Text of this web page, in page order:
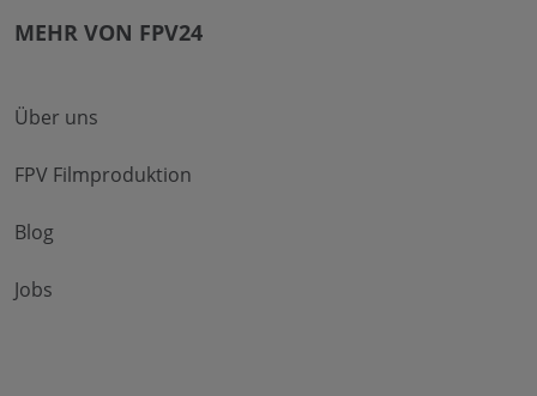
MEHR VON FPV24
Über uns
FPV Filmproduktion
Blog
Jobs